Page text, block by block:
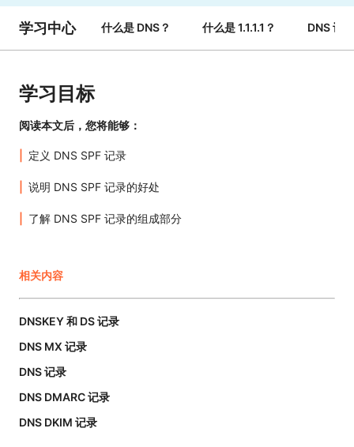
学习中心 什么是 DNS？ 什么是 1.1.1.1？ DNS 记录
学习目标
阅读本文后，您将能够：
定义 DNS SPF 记录
说明 DNS SPF 记录的好处
了解 DNS SPF 记录的组成部分
相关内容
DNSKEY 和 DS 记录
DNS MX 记录
DNS 记录
DNS DMARC 记录
DNS DKIM 记录